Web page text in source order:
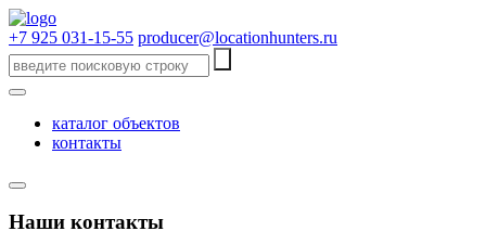
+7 925 031-15-55 producer@locationhunters.ru
каталог объектов
контакты
Наши контакты